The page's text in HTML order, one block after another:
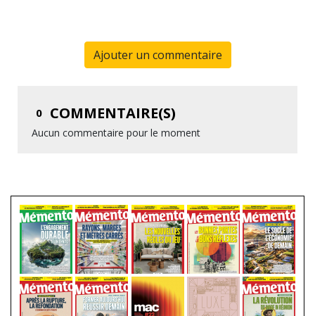
Ajouter un commentaire
0 COMMENTAIRE(S)
Aucun commentaire pour le moment